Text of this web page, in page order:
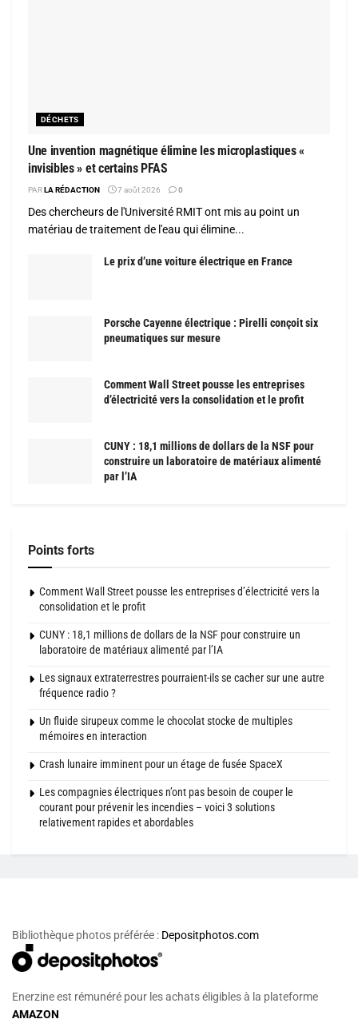
DÉCHETS
Une invention magnétique élimine les microplastiques «
invisibles » et certains PFAS
PARLA RÉDACTION 7 août 2026 0
Des chercheurs de l'Université RMIT ont mis au point un
matériau de traitement de l'eau qui élimine...
Le prix d’une voiture électrique en France
Porsche Cayenne électrique : Pirelli conçoit six
pneumatiques sur mesure
Comment Wall Street pousse les entreprises
d’électricité vers la consolidation et le profit
CUNY : 18,1 millions de dollars de la NSF pour
construire un laboratoire de matériaux alimenté
par l’IA
Points forts
Comment Wall Street pousse les entreprises d’électricité vers la
consolidation et le profit
CUNY : 18,1 millions de dollars de la NSF pour construire un
laboratoire de matériaux alimenté par l’IA
Les signaux extraterrestres pourraient-ils se cacher sur une autre
fréquence radio ?
Un fluide sirupeux comme le chocolat stocke de multiples
mémoires en interaction
Crash lunaire imminent pour un étage de fusée SpaceX
Les compagnies électriques n’ont pas besoin de couper le
courant pour prévenir les incendies – voici 3 solutions
relativement rapides et abordables
Bibliothèque photos préférée : Depositphotos.com
Enerzine est rémunéré pour les achats éligibles à la plateforme
AMAZON